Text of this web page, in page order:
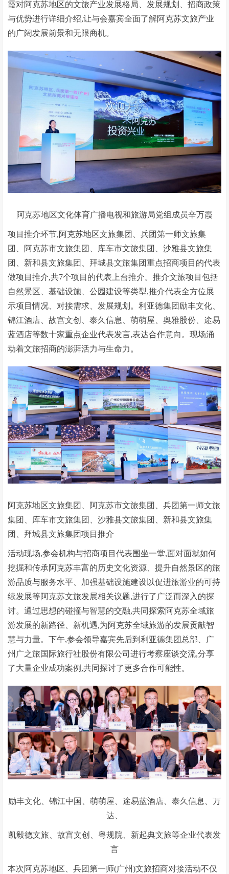
霞对阿克苏地区的文旅产业发展格局、发展规划、招商政策
与优势进行详细介绍,让与会嘉宾全面了解阿克苏文旅产业
的广阔发展前景和无限商机。
阿克苏地区文化体育广播电视和旅游局党组成员辛万霞
项目推介环节,阿克苏地区文旅集团、兵团第一师文旅集
团、阿克苏市文旅集团、库车市文旅集团、沙雅县文旅集
团、新和县文旅集团、拜城县文旅集团重点招商项目的代表
做项目推介,共7个项目的代表上台推介。推介文旅项目包括
自然景区、基础设施、公园建设等类型,推介代表全方位展
示项目情况、对接需求、发展规划。利亚德集团励丰文化、
锦江酒店、故宫文创、泰久信息、萌萌屋、奥雅股份、途易
蓝酒店等数十家重点企业代表发言,表达合作意向。现场涌
动着文旅招商的澎湃活力与生命力。
阿克苏地区文旅集团、阿克苏市文旅集团、兵团第一师文旅
集团、库车市文旅集团、沙雅县文旅集团、新和县文旅集
团、拜城县文旅集团项目推介
活动现场,参会机构与招商项目代表围坐一堂,面对面就如何
挖掘和传承阿克苏丰富的历史文化资源、提升自然景区的旅
游品质与服务水平、加强基础设施建设以促进旅游业的可持
续发展等阿克苏文旅发展相关议题,进行了广泛而深入的探
讨。通过思想的碰撞与智慧的交融,共同探索阿克苏全域旅
游发展的新路径、新机遇,为阿克苏全域旅游的发展贡献智
慧与力量。下午,参会领导嘉宾先后到利亚德集团总部、广
州广之旅国际旅行社股份有限公司进行考察座谈交流,分享
了大量企业成功案例,共同探讨了更多合作可能性。
励丰文化、锦江中国、萌萌屋、途易蓝酒店、泰久信息、万
达、
凯毅德文旅、故宫文创、粤规院、新起典文旅等企业代表发
言
本次阿克苏地区、兵团第一师(广州)文旅招商对接活动不仅